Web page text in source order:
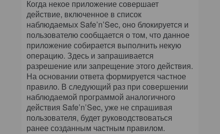
Когда некое приложение совершает
действие, включенное в список
наблюдаемых Safe’n’Sec, оно блокируется и
пользователю сообщается о том, что данное
приложение собирается выполнить некую
операцию. Здесь и запрашивается
разрешение или запрещение этого действия.
На основании ответа формируется частное
правило. В следующий раз при совершении
наблюдаемой программой аналогичного
действия Safe’n’Sec, уже не спрашивая
пользователя, будет руководствоваться
ранее созданным частным правилом.